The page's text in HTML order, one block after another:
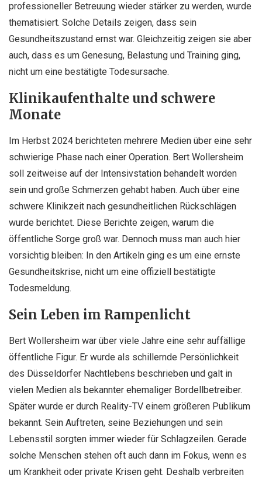
professioneller Betreuung wieder stärker zu werden, wurde
thematisiert. Solche Details zeigen, dass sein
Gesundheitszustand ernst war. Gleichzeitig zeigen sie aber
auch, dass es um Genesung, Belastung und Training ging,
nicht um eine bestätigte Todesursache.
Klinikaufenthalte und schwere
Monate
Im Herbst 2024 berichteten mehrere Medien über eine sehr
schwierige Phase nach einer Operation. Bert Wollersheim
soll zeitweise auf der Intensivstation behandelt worden
sein und große Schmerzen gehabt haben. Auch über eine
schwere Klinikzeit nach gesundheitlichen Rückschlägen
wurde berichtet. Diese Berichte zeigen, warum die
öffentliche Sorge groß war. Dennoch muss man auch hier
vorsichtig bleiben: In den Artikeln ging es um eine ernste
Gesundheitskrise, nicht um eine offiziell bestätigte
Todesmeldung.
Sein Leben im Rampenlicht
Bert Wollersheim war über viele Jahre eine sehr auffällige
öffentliche Figur. Er wurde als schillernde Persönlichkeit
des Düsseldorfer Nachtlebens beschrieben und galt in
vielen Medien als bekannter ehemaliger Bordellbetreiber.
Später wurde er durch Reality-TV einem größeren Publikum
bekannt. Sein Auftreten, seine Beziehungen und sein
Lebensstil sorgten immer wieder für Schlagzeilen. Gerade
solche Menschen stehen oft auch dann im Fokus, wenn es
um Krankheit oder private Krisen geht. Deshalb verbreiten